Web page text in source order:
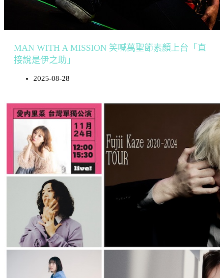
MAN WITH A MISSION 笑喊萬聖節素顏上台「直
接說是伊之助」
2025-08-28